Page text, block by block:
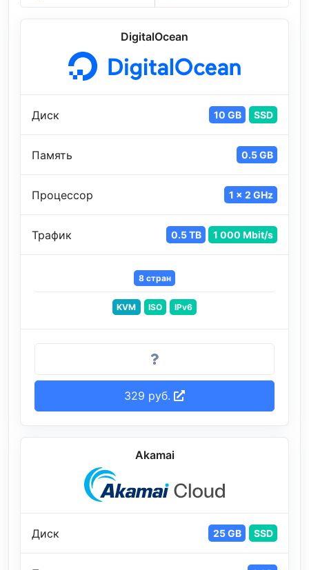
DigitalOcean
Диск 10 GB SSD
Память 0.5 GB
Процессор 1 x 2 GHz
Трафик 0.5 TB 1 000 Mbit/s
8 стран
KVM ISO IPv6
329 руб.
Akamai
Диск 25 GB SSD